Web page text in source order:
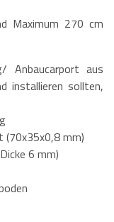
Maximum 270 cm
Anbaucarport aus
installieren sollten,
(70x35x0,8 mm)
6 mm)